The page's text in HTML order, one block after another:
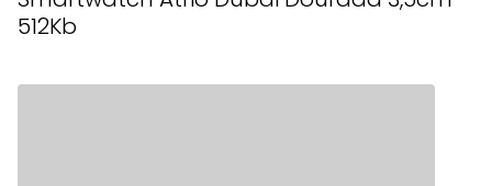
512Kb